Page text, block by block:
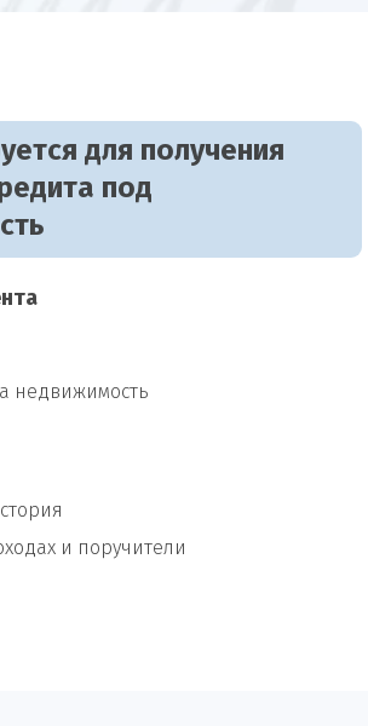
для получения
под
недвижимость
и поручители